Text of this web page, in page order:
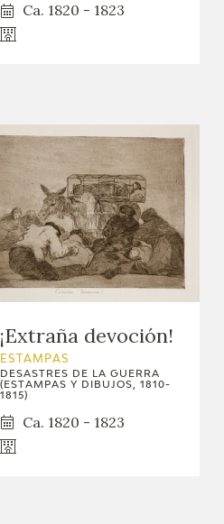
Ca. 1820 - 1823
¡Extraña devoción!
ESTAMPAS
DESASTRES DE LA GUERRA
(ESTAMPAS Y DIBUJOS, 1810-
1815)
Ca. 1820 - 1823